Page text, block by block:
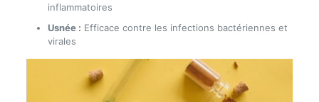
inflammatoires
Usnée : Efficace contre les infections bactériennes et
virales